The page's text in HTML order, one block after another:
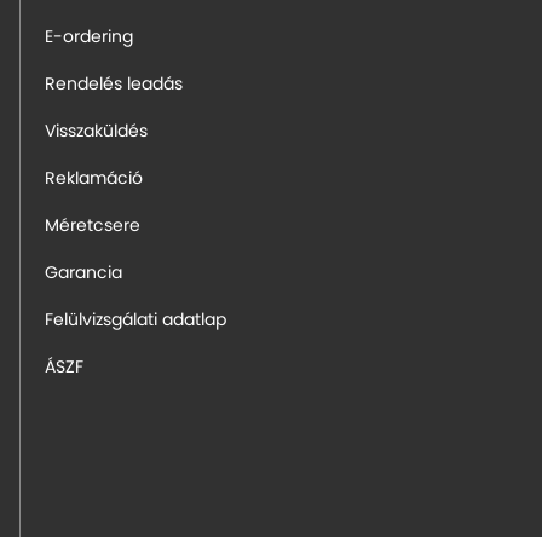
E-ordering
Rendelés leadás
Visszaküldés
Reklamáció
Méretcsere
Garancia
Felülvizsgálati adatlap
ÁSZF